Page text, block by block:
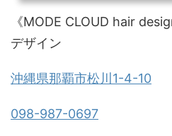
《MODE CLOUD hair
デザイン
沖縄県那覇市松川1-4-10
098-987-0697